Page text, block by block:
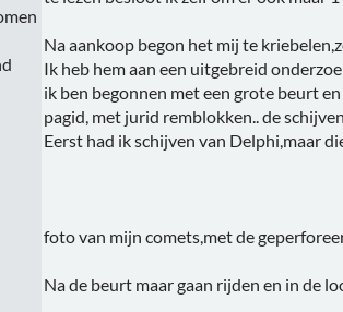
Na aankoop begon het mij te
Ik heb hem aan een uitgebreid
ik ben begonnen met een grote beurt
pagid, met jurid remblokken.. de
Eerst had ik schijven van Delphi,maar
foto van mijn comets,met de
Na de beurt maar gaan rijden en in de